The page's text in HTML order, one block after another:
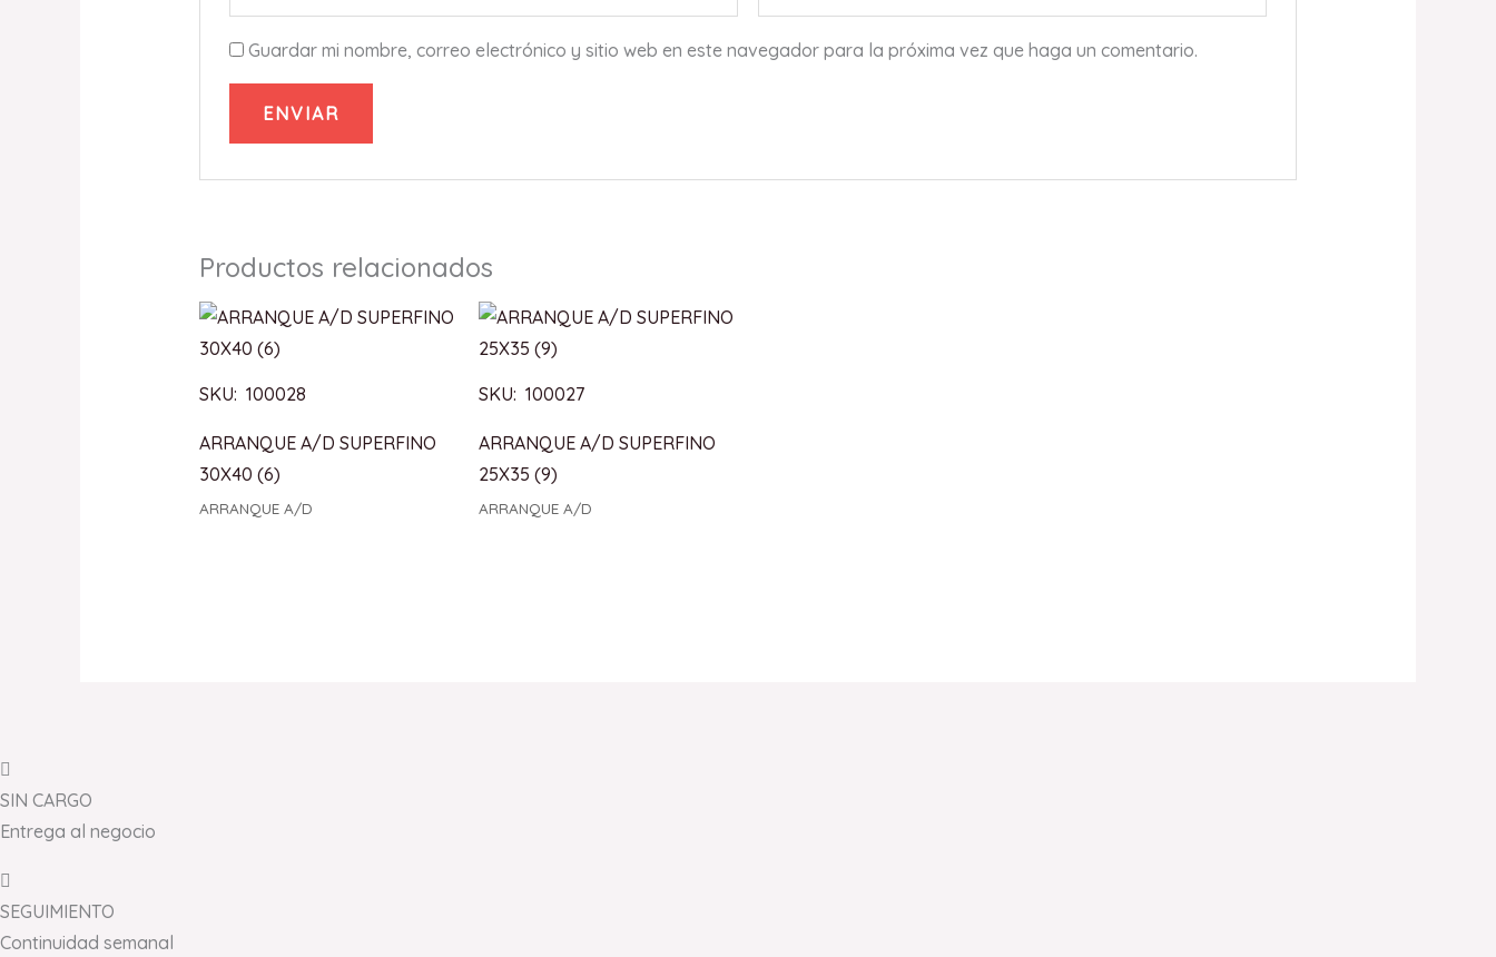
Guardar mi nombre, correo electrónico y sitio web en este navegador para la próxima vez que haga un comentario.
Productos relacionados
SKU: 100028
ARRANQUE A/D SUPERFINO
30X40 (6)
ARRANQUE A/D
SKU: 100027
ARRANQUE A/D SUPERFINO
25X35 (9)
ARRANQUE A/D
SIN CARGO
Entrega al negocio
SEGUIMIENTO
Continuidad semanal